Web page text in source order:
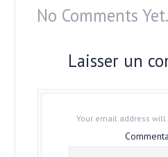
No Comments Yet.
Laisser un
Your email address will